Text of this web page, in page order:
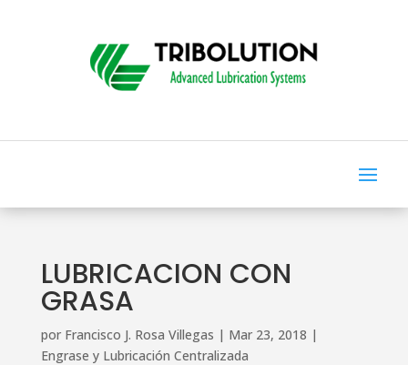
LUBRICACION CON
GRASA
por Francisco J. Rosa Villegas | Mar 23, 2018 |
Engrase y Lubricación Centralizada